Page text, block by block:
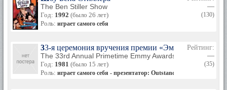
The Ben Stiller Show
Год: 1992 (было 26 лет)
Роль: играет самого себя
—
(130)
33-я церемония вручения премии «Эмми»
The 33rd Annual Primetime Emmy Awards
Год: 1981 (было 15 лет)
Роль: играет самого себя - презентатор: Outstanding Supporting
Рейтинг:
—
(35)